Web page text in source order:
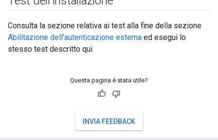
Consulta la sezione relativa ai test alla fine della sezione
Abilitazione dell'autenticazione esterna ed esegui lo
stesso test descritto qui.
Questa pagina è stata utile?
INVIA FEEDBACK